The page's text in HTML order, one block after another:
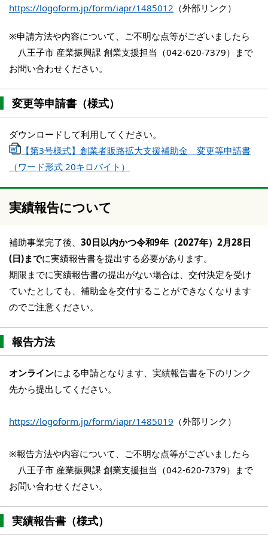
https://logoform.jp/form/iapr/1485012 （外部リンク）
※申請方法や内容について、ご不明な点等がございましたら
八王子市 産業振興課 創業支援担当（042-620-7379）まで
お問い合わせください。
変更等申請書（様式）
ダウンロードして利用してください。
【第3号様式】創業者販路拡大支援補助金 変更等申請書
（ワード形式 20キロバイト）
実績報告について
補助事業完了後、 30日以内かつ令和9年（2027年）2月28日
(日)までに実績報告書を提出する必要があります。
期限までに実績報告書の提出がない場合は、交付決定を受け
ていたとしても、補助金を交付することができなくなります
のでご注意ください。
報告方法
オンラインによる申請となります、実績報告書を下のリンク
先から提出してください。
https://logoform.jp/form/iapr/1485019 （外部リンク）
※報告方法や内容について、ご不明な点等がございましたら
八王子市 産業振興課 創業支援担当（042-620-7379）まで
お問い合わせください。
実績報告書（様式）